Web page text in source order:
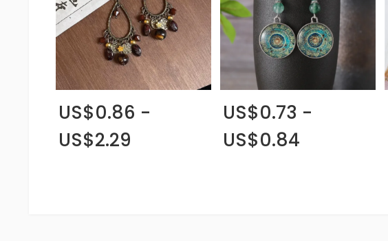
US$0.86 -
US$2.29
US$0.73 -
US$0.84